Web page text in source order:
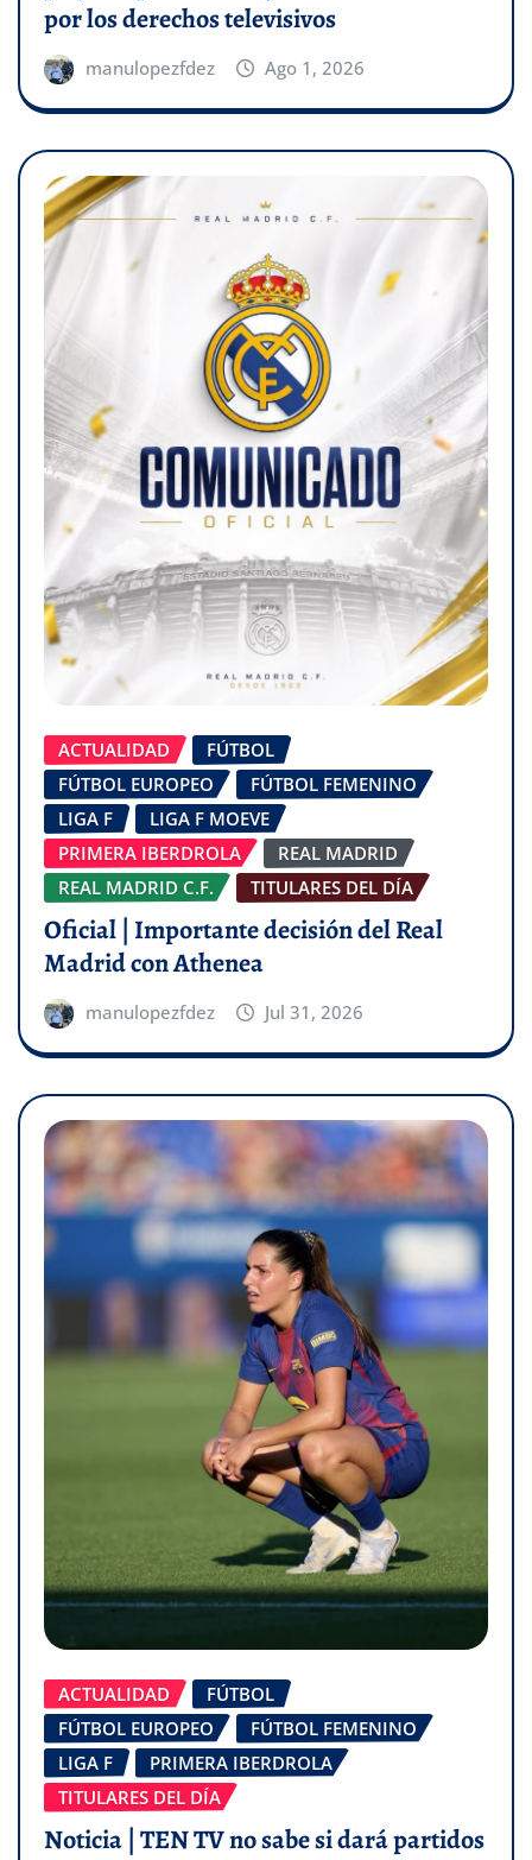
por los derechos televisivos
manulopezfdez Ago 1, 2026
ACTUALIDAD
FÚTBOL
FÚTBOL EUROPEO
FÚTBOL FEMENINO
LIGA F
LIGA F MOEVE
PRIMERA IBERDROLA
REAL MADRID
REAL MADRID C.F.
TITULARES DEL DÍA
Oficial | Importante decisión del Real
Madrid con Athenea
manulopezfdez Jul 31, 2026
ACTUALIDAD
FÚTBOL
FÚTBOL EUROPEO
FÚTBOL FEMENINO
LIGA F
PRIMERA IBERDROLA
TITULARES DEL DÍA
Noticia | TEN TV no sabe si dará partidos